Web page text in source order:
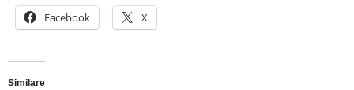
Facebook X
Similare